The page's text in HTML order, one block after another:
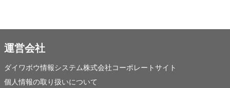
運営会社
ダイワボウ情報システム株式会社コーポレートサイト
個人情報の取り扱いについて